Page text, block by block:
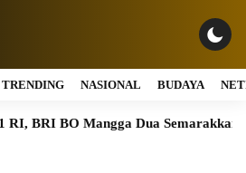
TRENDING NASIONAL BUDAYA
BO Mangga Dua Semarakkan